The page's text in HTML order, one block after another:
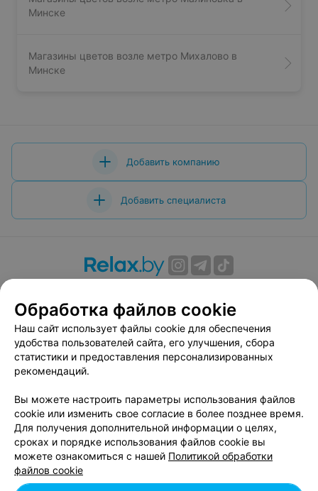
Минске
Магазины цветов возле метро Михалово в
Минске
Добавить компанию
Добавить специалиста
Вакансии
Публичный договор
Способы оплаты
Публичный договор по использованию сервиса
«Афиша»
Пользовательское соглашение
Связаться по вопросам сотрудничества
Написать руководителю relax.by
Персональные настройки cookie
Обработка персональных данных
Обработка файлов cookie
Наш сайт использует файлы cookie для обеспечения
удобства пользователей сайта, его улучшения, сбора
статистики и предоставления персонализированных
рекомендаций.
Вы можете настроить параметры использования файлов
cookie или изменить свое согласие в более позднее время.
Для получения дополнительной информации о целях,
сроках и порядке использования файлов cookie вы
можете ознакомиться с нашей Политикой обработки
файлов cookie